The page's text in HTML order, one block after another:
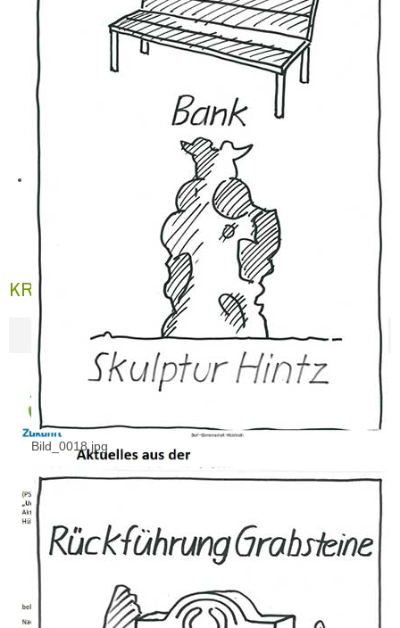
Bild_0018.jpg
KREISSIEGER im Kreiswettbewerb 2024